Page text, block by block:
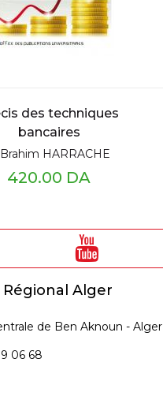
des techniques
bancaires
Brahim HARRACHE
420.00 DA
Alger
de Ben Aknoun - Alger
06 68